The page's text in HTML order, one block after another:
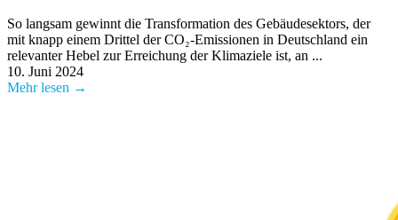
So langsam gewinnt die Transformation des Gebäudesektors, der
mit knapp einem Drittel der CO₂-Emissionen in Deutschland ein
relevanter Hebel zur Erreichung der Klimaziele ist, an ...
10. Juni 2024
Mehr lesen →